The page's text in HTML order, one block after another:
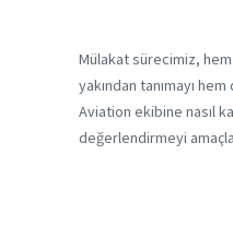
Mülakat sürecimiz, hem
yakından tanımayı
Aviation ekibine nasıl
değerlendirmeyi